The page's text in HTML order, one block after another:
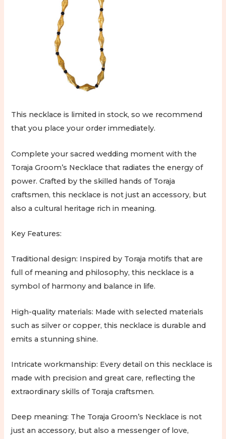
This necklace is limited in stock, so we recommend
that you place your order immediately.
Complete your sacred wedding moment with the
Toraja Groom’s Necklace that radiates the energy of
power. Crafted by the skilled hands of Toraja
craftsmen, this necklace is not just an accessory, but
also a cultural heritage rich in meaning.
Key Features:
Traditional design: Inspired by Toraja motifs that are
full of meaning and philosophy, this necklace is a
symbol of harmony and balance in life.
High-quality materials: Made with selected materials
such as silver or copper, this necklace is durable and
emits a stunning shine.
Intricate workmanship: Every detail on this necklace is
made with precision and great care, reflecting the
extraordinary skills of Toraja craftsmen.
Deep meaning: The Toraja Groom’s Necklace is not
just an accessory, but also a messenger of love,